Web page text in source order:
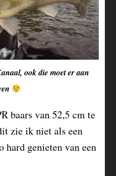
ook die moet er aan
baars van 52,5 cm te
zie ik niet als een
hard genieten van een